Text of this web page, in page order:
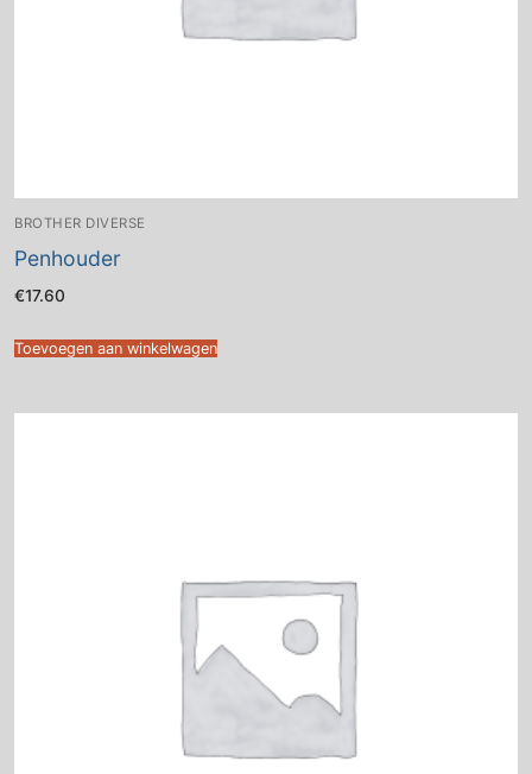
BROTHER DIVERSE
Penhouder
€17.60
Toevoegen aan winkelwagen